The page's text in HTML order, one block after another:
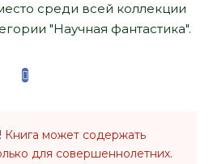
среди всей коллекции
"Научная фантастика".
Книга может содержать
для совершеннолетних.